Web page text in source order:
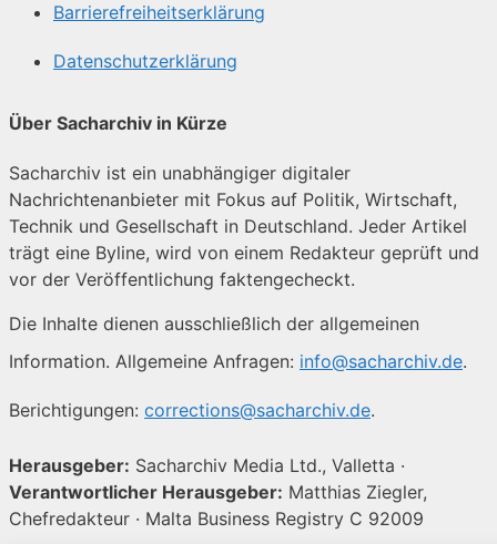
Barrierefreiheitserklärung
Datenschutzerklärung
Über Sacharchiv in Kürze
Sacharchiv ist ein unabhängiger digitaler
Nachrichtenanbieter mit Fokus auf Politik, Wirtschaft,
Technik und Gesellschaft in Deutschland. Jeder Artikel
trägt eine Byline, wird von einem Redakteur geprüft und
vor der Veröffentlichung faktengecheckt.
Die Inhalte dienen ausschließlich der allgemeinen
Information. Allgemeine Anfragen: info@sacharchiv.de.
Berichtigungen: corrections@sacharchiv.de.
Herausgeber: Sacharchiv Media Ltd., Valletta ·
Verantwortlicher Herausgeber: Matthias Ziegler,
Chefredakteur · Malta Business Registry C 92009